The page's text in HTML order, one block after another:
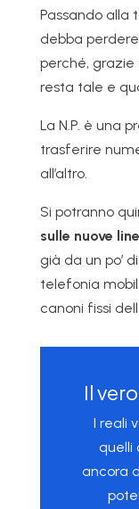
Passando alla
debba
perché, grazie
resta tale e
La N.P. è una
trasferire
all’altro.
Si potranno
sulle nuove
già da un po’
telefonia
canoni fissi
Il
I reali
quelli
ancora